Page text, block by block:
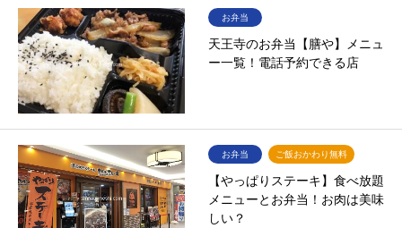
お弁当
天王寺のお弁当【膳や】メニュ
ー一覧！電話予約できる店
お弁当 ご飯おかわり無料
【やっぱりステーキ】食べ放題
メニューとお弁当！お肉は美味
しい？